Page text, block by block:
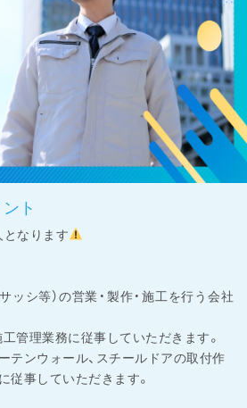
ト
なります
ッシ等）の営業・製作・施工を行う会社
管理業務に従事していただきます。
テンウォール、スチールドアの取付作
従事していただきます。